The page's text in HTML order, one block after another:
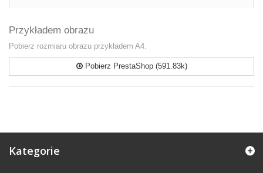
Przykładem obrazu
Pobierz rozmiaru obrazu przykładem A4.
Pobierz PrestaShop (591.83k)
Kategorie